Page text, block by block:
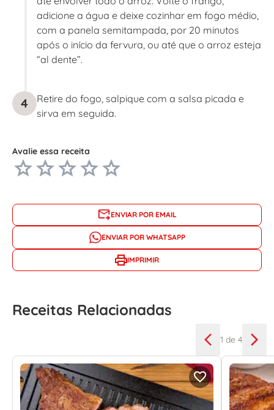
adicione a água e deixe cozinhar em fogo médio,
com a panela semitampada, por 20 minutos
após o início da fervura, ou até que o arroz esteja
“al dente”.
4
Retire do fogo, salpique com a salsa picada e
sirva em seguida.
Avalie essa receita
ENVIAR POR EMAIL
ENVIAR POR WHATSAPP
IMPRIMIR
Receitas Relacionadas
1 de 4